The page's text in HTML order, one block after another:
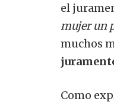
el
mujer un
muchos
Como